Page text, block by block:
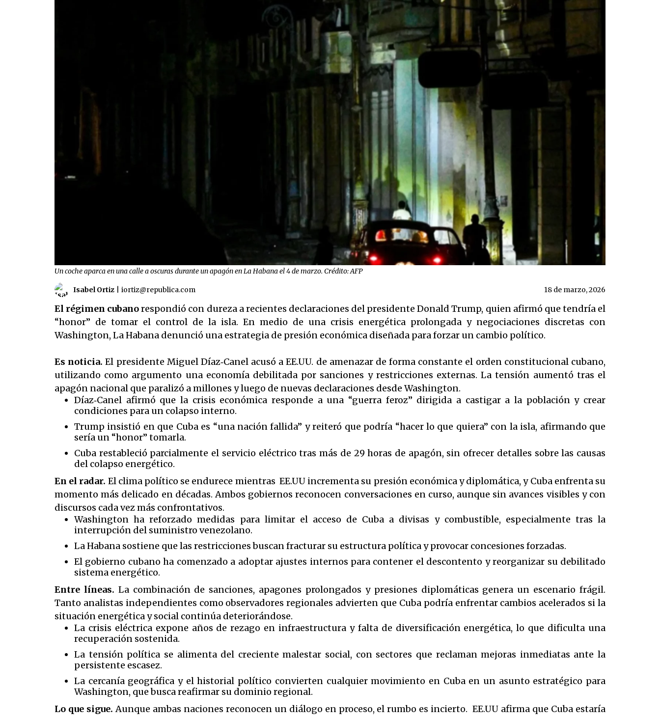
Un coche aparca en una calle a oscuras durante un apagón en La Habana el 4 de marzo. Crédito: AFP
Isabel Ortiz iortiz@republica.com 18 de marzo, 2026
El régimen cubanorespondió con dureza a recientes declaraciones del presidente Donald Trump, quien afirmó que tendría el
“honor” de tomar el control de la isla. En medio de una crisis energética prolongada y negociaciones discretas con
Washington, La Habana denunció una estrategia de presión económica diseñada para forzar un cambio político.
Es noticia. El presidente Miguel Díaz‑Canel acusó a EE.UU. de amenazar de forma constante el orden constitucional cubano,
utilizando como argumento una economía debilitada por sanciones y restricciones externas. La tensión aumentó tras el
apagón nacional que paralizó a millones y luego de nuevas declaraciones desde Washington.
Díaz‑Canel afirmó que la crisis económica responde a una “guerra feroz” dirigida a castigar a la población y crear
condiciones para un colapso interno.
Trump insistió en que Cuba es “una nación fallida” y reiteró que podría “hacer lo que quiera” con la isla, afirmando que
sería un “honor” tomarla.
Cuba restableció parcialmente el servicio eléctrico tras más de 29 horas de apagón, sin ofrecer detalles sobre las causas
del colapso energético.
En el radar. El clima político se endurece mientras EE.UU incrementa su presión económica y diplomática, y Cuba enfrenta su
momento más delicado en décadas. Ambos gobiernos reconocen conversaciones en curso, aunque sin avances visibles y con
discursos cada vez más confrontativos.
Washington ha reforzado medidas para limitar el acceso de Cuba a divisas y combustible, especialmente tras la
interrupción del suministro venezolano.
La Habana sostiene que las restricciones buscan fracturar su estructura política y provocar concesiones forzadas.
El gobierno cubano ha comenzado a adoptar ajustes internos para contener el descontento y reorganizar su debilitado
sistema energético.
Entre líneas. La combinación de sanciones, apagones prolongados y presiones diplomáticas genera un escenario frágil.
Tanto analistas independientes como observadores regionales advierten que Cuba podría enfrentar cambios acelerados si la
situación energética y social continúa deteriorándose.
La crisis eléctrica expone años de rezago en infraestructura y falta de diversificación energética, lo que dificulta una
recuperación sostenida.
La tensión política se alimenta del creciente malestar social, con sectores que reclaman mejoras inmediatas ante la
persistente escasez.
La cercanía geográfica y el historial político convierten cualquier movimiento en Cuba en un asunto estratégico para
Washington, que busca reafirmar su dominio regional.
Lo que sigue. Aunque ambas naciones reconocen un diálogo en proceso, el rumbo es incierto. EE.UU afirma que Cuba estaría